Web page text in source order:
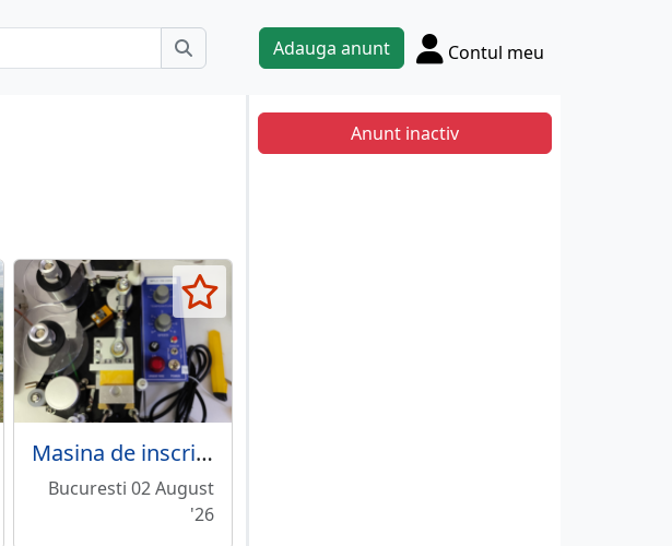
Adauga anunt Contul meu
Masina de inscriptionat date pe produse plate
Bucuresti 02 August
'26
Anunt inactiv